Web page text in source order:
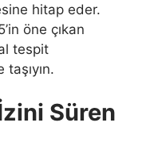
hitap eder.
öne çıkan
tespit
Süren